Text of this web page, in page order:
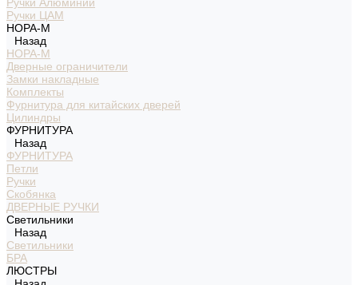
Ручки ЦАМ
НОРА-М
Назад
НОРА-М
Дверные ограничители
Замки накладные
Комплекты
Фурнитура для китайских дверей
Цилиндры
ФУРНИТУРА
Назад
ФУРНИТУРА
Петли
Ручки
Скобянка
ДВЕРНЫЕ РУЧКИ
Светильники
Назад
Светильники
БРА
ЛЮСТРЫ